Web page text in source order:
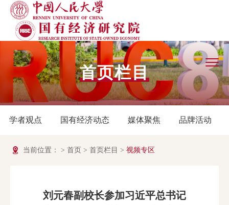
首页栏目
学者观点 国有经济动态 媒体聚焦 品牌活动
当前位置： > 首页 > 首页栏目 > 视频专区
刘元春副校长参加习近平总书记